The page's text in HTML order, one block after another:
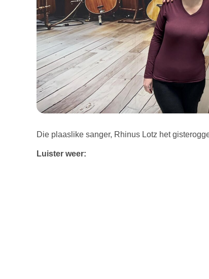
Die plaaslike sanger, Rhinus Lotz het
Luister weer: